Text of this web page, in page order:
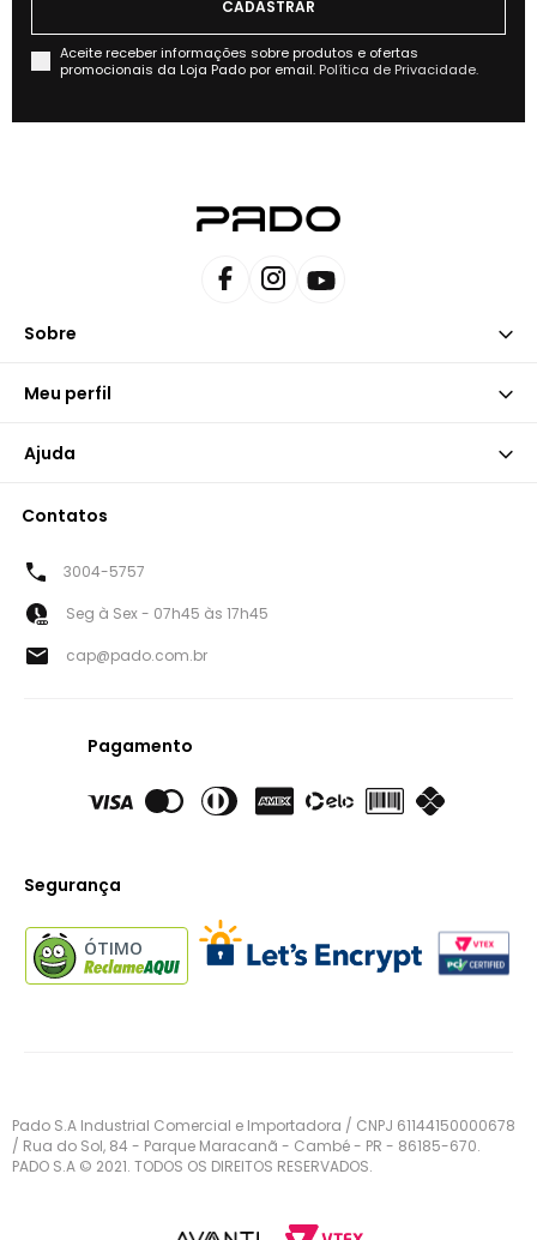
Aceite receber informações sobre produtos e ofertas
promocionais da Loja Pado por email. Política de Privacidade.
Sobre
Meu perfil
Ajuda
Contatos
3004-5757
Seg à Sex - 07h45 às 17h45
cap@pado.com.br
Pagamento
Segurança
ÓTIMO
Pado S.A Industrial Comercial e Importadora / CNPJ 61144150000678
/ Rua do Sol, 84 - Parque Maracanã - Cambé - PR - 86185-670.
PADO S.A © 2021. TODOS OS DIREITOS RESERVADOS.